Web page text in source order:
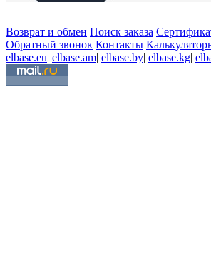
Возврат и обмен Поиск заказа
Обратный звонок Контакты
elbase.eu| elbase.am| elbase.by| elbase.kg|